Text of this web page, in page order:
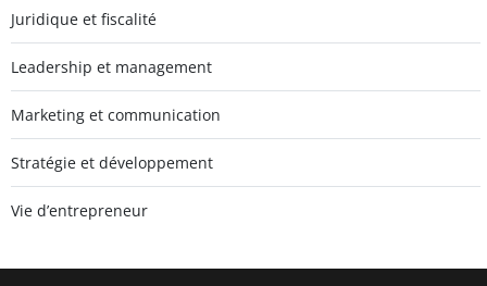
Juridique et fiscalité
Leadership et management
Marketing et communication
Stratégie et développement
Vie d’entrepreneur